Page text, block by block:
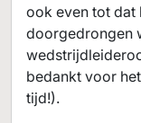
ook even tot dat
doorgedrongen
bedankt voor
tijd!).